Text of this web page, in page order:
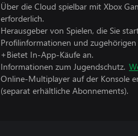
Über die Cloud spielbar mit Xbox
erforderlich.
Herausgeber von Spielen, die Sie
Profilinformationen und zugehörigen
+Bietet In-App-Käufe an.
Informationen zum Jugendschutz.
Online-Multiplayer auf der Konsole
(separat erhältliche Abonnements).